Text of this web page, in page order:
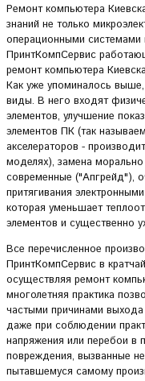
Ремонт компьютера
знаний не только
операционными системами
ПринтКомпСервис
ремонт компьютера
Как уже упоминалось
виды. В него входят
элементов, улучшение
элементов ПК (так
акселераторов -
моделях), замена
современные ("Апгрейд"),
притягивания
которая уменьшает
элементов и существенно
Все перечисленное
ПринтКомпСервис в
осуществляя ремонт
многолетняя практика
частыми причинами
даже при соблюдении
напряжения или перебои в
повреждения, вызванные
пытавшемуся самому